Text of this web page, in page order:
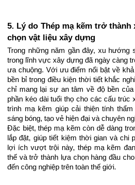
5. Lý do Thép mạ kẽm trở
chọn vật liệu xây dựng
Trong những năm gần đây, xu hướng
trong lĩnh vực xây dựng đã ngày càng
ưa chuộng. Với ưu điểm nổi bật về
bền bỉ trong điều kiện thời tiết khắc
chỉ mang lại sự an tâm về độ bền
phần kéo dài tuổi thọ cho các cấu trúc
trình mạ kẽm giúp cải thiện tính
sáng bóng, tạo vẻ hiện đại và chuyên
Đặc biệt, thép mạ kẽm còn dễ dàng
lắp đặt, giúp tiết kiệm thời gian và chi
lợi ích vượt trội này, thép mạ kẽm
thế và trở thành lựa chọn hàng đầu
đến công nghiệp trên toàn thế giới.